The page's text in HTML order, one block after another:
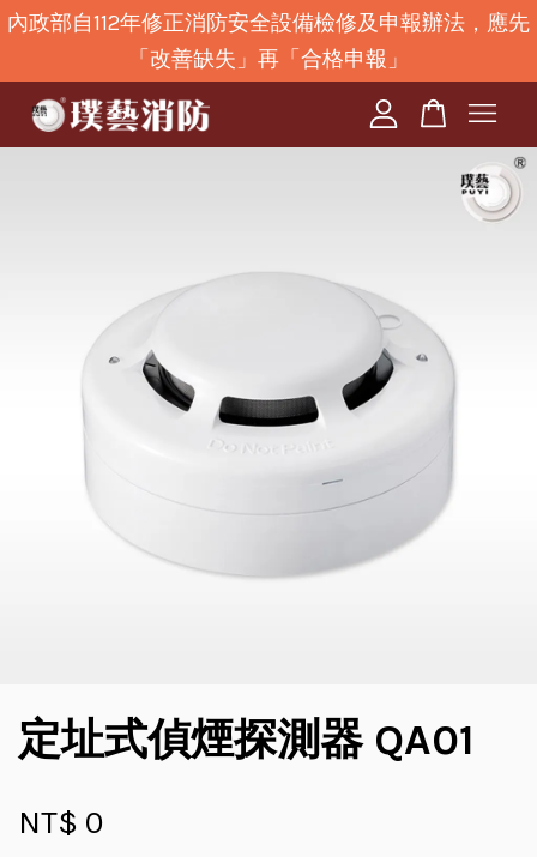
內政部自112年修正消防安全設備檢修及申報辦法，應先
「改善缺失」再「合格申報」
定址式偵煙探測器 QA01
NT$ 0
您的購物車目前還是空的。